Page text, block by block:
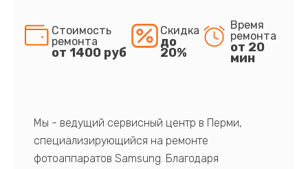
Стоимость
ремонта
от 1400 руб
Скидка
до
20%
Время
ремонта
от 20
мин
Мы - ведущий сервисный центр в Перми,
специализирующийся на ремонте
фотоаппаратов Samsung. Благодаря